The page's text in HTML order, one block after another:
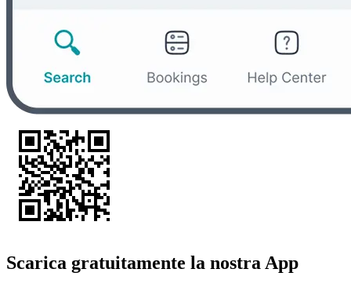
Scarica gratuitamente la nostra App